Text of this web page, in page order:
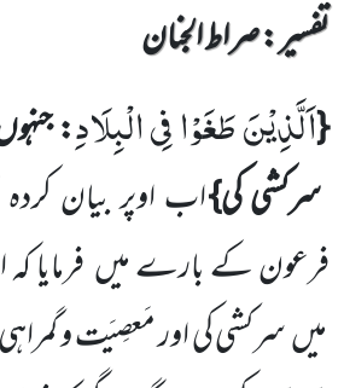
تفسیر : ‎صراط الجنان
{اَلَّذِیْنَ طَغَوْا فِی الْبِلَادِ:
سرکشی کی}اب اوپر بیان کردہ
فرعون کے بارے میںفرمایا
میںسرکشی کی اور مَعصِیَت و